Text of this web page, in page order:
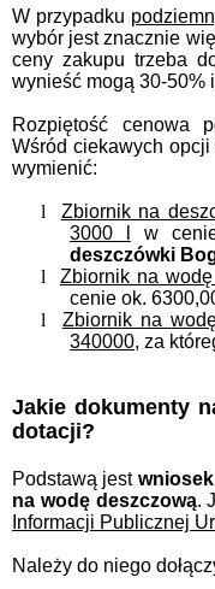
W przypadku
wybór jest znacznie
ceny zakupu trzeba
wynieść mogą 30-50%
Rozpiętość cenowa
Wśród ciekawych
wymienić:
l
Zbiornik na
3000 l
w
deszczówki
l
Zbiornik na wodę
cenie ok.
l
Zbiornik na
340000, za
Jakie dokumenty
dotacji?
Podstawą jest
na wodę deszczową.
Informacji Publicznej
Należy do niego